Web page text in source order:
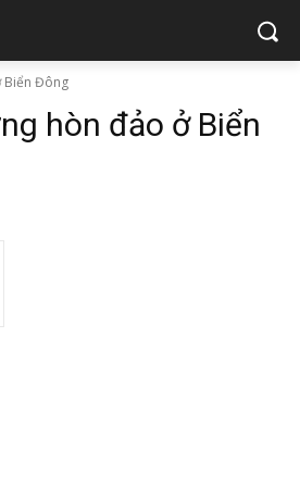
Biển Đông
hòn đảo ở Biển